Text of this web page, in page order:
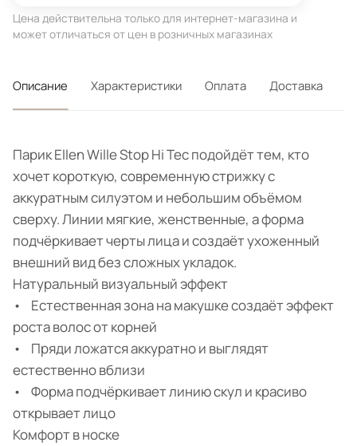
Цена действительна только для интернет-магазина и
может отличаться от цен в розничных магазинах
Описание Характеристики Оплата Доставка
Парик Ellen Wille Stop Hi Tec подойдёт тем, кто
хочет короткую, современную стрижку с
аккуратным силуэтом и небольшим объёмом
сверху. Линии мягкие, женственные, а форма
подчёркивает черты лица и создаёт ухоженный
внешний вид без сложных укладок.
Натуральный визуальный эффект
• Естественная зона на макушке создаёт эффект
роста волос от корней
• Пряди ложатся аккуратно и выглядят
естественно вблизи
• Форма подчёркивает линию скул и красиво
открывает лицо
Комфорт в носке